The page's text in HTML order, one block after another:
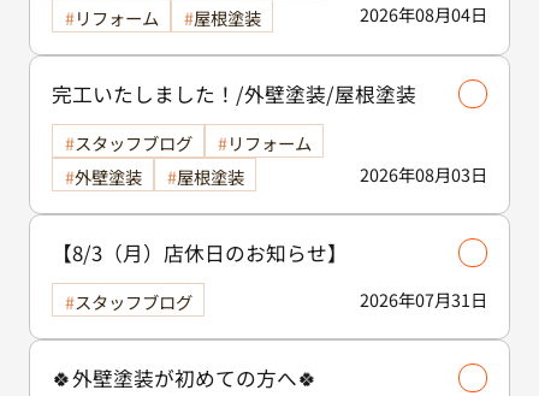
2026年08月04日
リフォーム
屋根塗装
完工いたしました！/外壁塗装/屋根塗装
2026年08月03日
スタッフブログ
リフォーム
外壁塗装
屋根塗装
【8/3（月）店休日のお知らせ】
2026年07月31日
スタッフブログ
🍀外壁塗装が初めての方へ🍀